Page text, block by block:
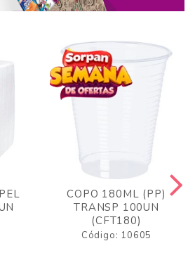
COPO 180ML (PP)
TRANSP 100UN
(CFT180)
Código: 10605